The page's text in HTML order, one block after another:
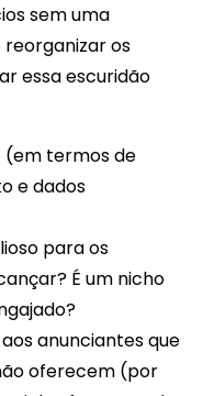
sem uma
os
essa escuridão
(em termos de
e dados
para os
É um nicho
anunciantes que
oferecem (por